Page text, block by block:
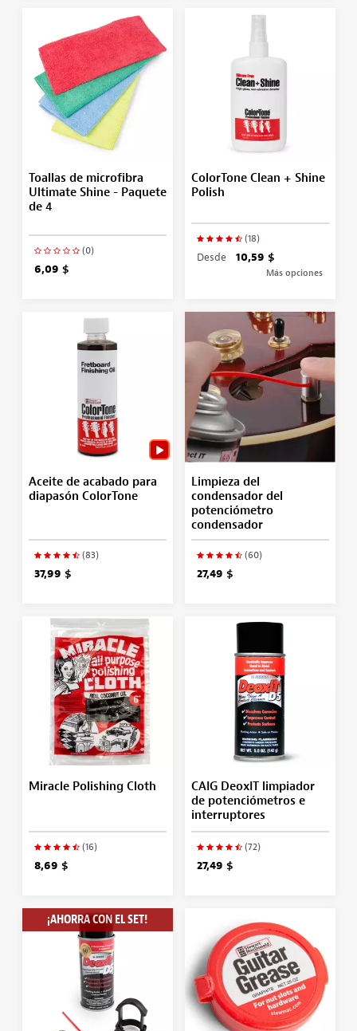
Toallas de microfibra
Ultimate Shine - Paquete
de 4
(0)
6,09 $
ColorTone Clean + Shine
Polish
(18)
Desde 10,59 $
Más opciones
Aceite de acabado para
diapasón ColorTone
(83)
37,99 $
Limpieza del
condensador del
potenciómetro
condensador
(60)
27,49 $
Miracle Polishing Cloth
(16)
8,69 $
CAIG DeoxIT limpiador
de potenciómetros e
interruptores
(72)
27,49 $
¡AHORRA CON EL SET!